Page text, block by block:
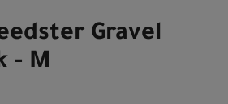
Gravel
- M